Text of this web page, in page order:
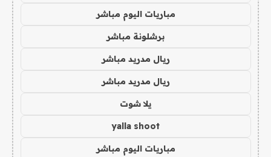
مباريات اليوم مباشر
برشلونة مباشر
ريال مدريد مباشر
ريال مدريد مباشر
يلا شوت
yalla shoot
مباريات اليوم مباشر